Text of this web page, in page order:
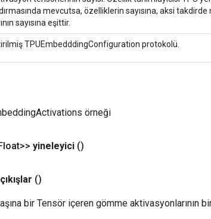
mevcutsa, özelliklerin sayısına, aksi
sayısına eşittir.
TPUEmbedddingConfiguration protokolü.
örneği
yineleyici ()
çıkışlar ()
bir Tensör içeren gömme aktivasyonlarının